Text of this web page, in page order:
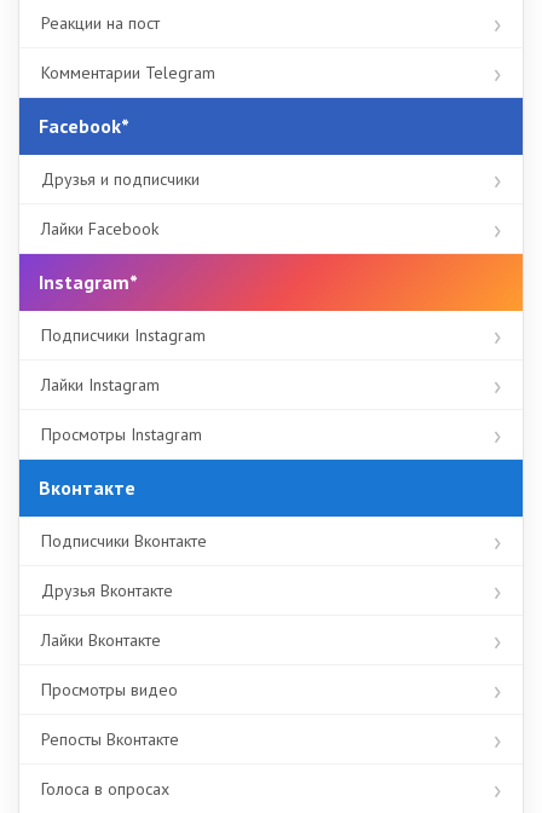
Реакции на пост
Комментарии Telegram
Facebook*
Друзья и подписчики
Лайки Facebook
Instagram*
Подписчики Instagram
Лайки Instagram
Просмотры Instagram
Вконтакте
Подписчики Вконтакте
Друзья Вконтакте
Лайки Вконтакте
Просмотры видео
Репосты Вконтакте
Голоса в опросах